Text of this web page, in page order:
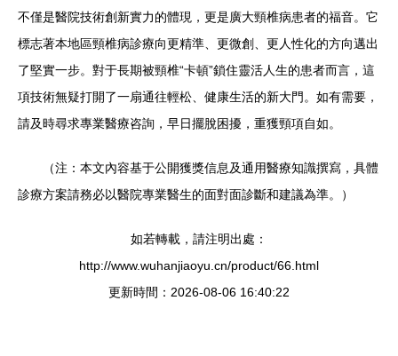
不僅是醫院技術創新實力的體現，更是廣大頸椎病患者的福音。它
標志著本地區頸椎病診療向更精準、更微創、更人性化的方向邁出
了堅實一步。對于長期被頸椎“卡頓”鎖住靈活人生的患者而言，這
項技術無疑打開了一扇通往輕松、健康生活的新大門。如有需要，
請及時尋求專業醫療咨詢，早日擺脫困擾，重獲頸項自如。
（注：本文內容基于公開獲獎信息及通用醫療知識撰寫，具體
診療方案請務必以醫院專業醫生的面對面診斷和建議為準。）
如若轉載，請注明出處：
http://www.wuhanjiaoyu.cn/product/66.html
更新時間：2026-08-06 16:40:22